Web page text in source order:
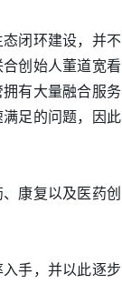
闭环建设，并不
创始人董道宽看
有大量融合服务
足的问题，因此
康复以及医药创
手，并以此逐步